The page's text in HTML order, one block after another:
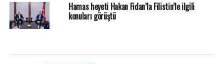
Hamas heyeti Hakan Fidan’la Filistin’le ilgili
konuları görüştü